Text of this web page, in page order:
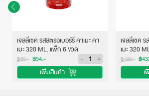
เจลลี่เชค รสสตรอเบอร์รี่ คาเมะ คา
เมะ 320 ML. แพ็ก 6 ขวด
฿60.- ฿54.- -
+
เพิ่มสินค้า
เจลลี่เชค
เมะ 320
฿480.- ฿
เ